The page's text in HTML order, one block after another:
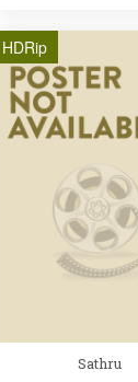
HDRip
Sathru